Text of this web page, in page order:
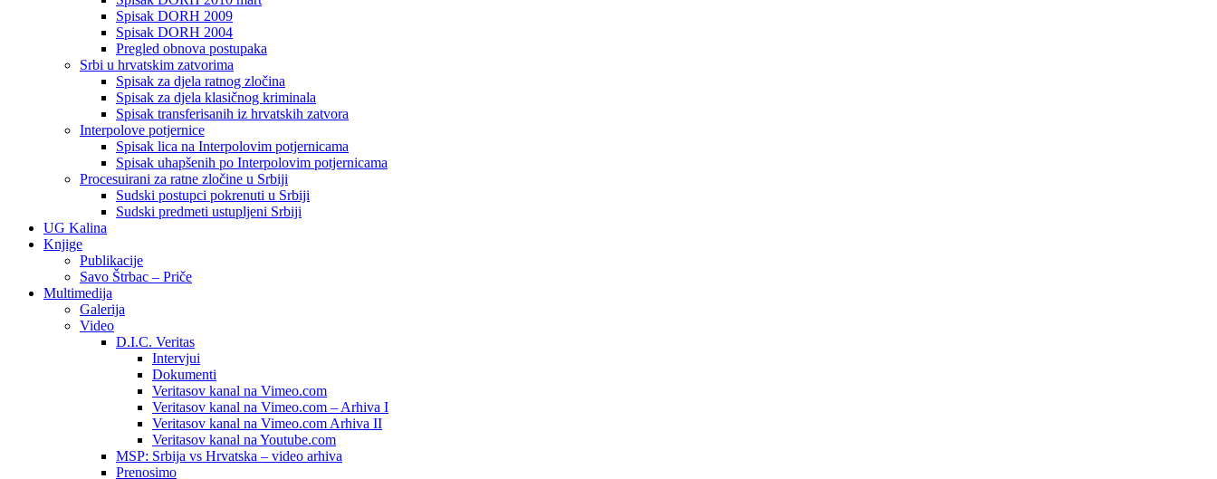
Spisak DORH 2009
Spisak DORH 2004
Pregled obnova postupaka
Srbi u hrvatskim zatvorima
Spisak za djela ratnog zločina
Spisak za djela klasičnog kriminala
Spisak transferisanih iz hrvatskih zatvora
Interpolove potjernice
Spisak lica na Interpolovim potjernicama
Spisak uhapšenih po Interpolovim potjernicama
Procesuirani za ratne zločine u Srbiji
Sudski postupci pokrenuti u Srbiji
Sudski predmeti ustupljeni Srbiji
UG Kalina
Knjige
Publikacije
Savo Štrbac – Priče
Multimedija
Galerija
Video
D.I.C. Veritas
Intervjui
Dokumenti
Veritasov kanal na Vimeo.com
Veritasov kanal na Vimeo.com – Arhiva I
Veritasov kanal na Vimeo.com Arhiva II
Veritasov kanal na Youtube.com
MSP: Srbija vs Hrvatska – video arhiva
Prenosimo